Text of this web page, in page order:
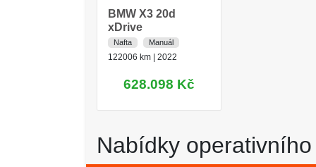
BMW X3 20d
xDrive
Nafta Manuál
122006 km | 2022
628.098 Kč
Nabídky